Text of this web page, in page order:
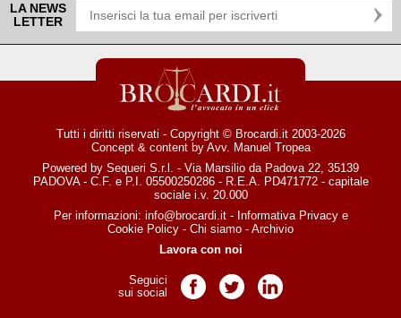
LA NEWS
LETTER
Tutti i diritti riservati - Copyright © Brocardi.it 2003-2026
Concept & content by Avv. Manuel Tropea
Powered by Sequeri S.r.l. - Via Marsilio da Padova 22, 35139
PADOVA - C.F. e P.I. 05500250286 - R.E.A. PD471772 - capitale
sociale i.v. 20.000
Per informazioni: info@brocardi.it- Informativa Privacye
Cookie Policy - Chi siamo - Archivio
Lavora con noi
Seguici
sui social
Pagina Facebook
Pagina TwitterPagina LinkedIn